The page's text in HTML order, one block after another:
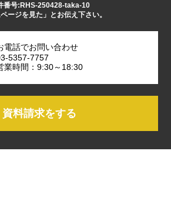
番号:RHS-250428-taka-10
ページを見た」とお伝え下さい。
電話でお問い合わせ
5357-7757
業時間：9:30～18:30
資料請求をする